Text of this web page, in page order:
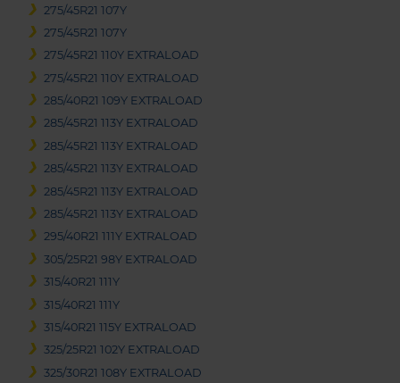
275/45R21 107Y
275/45R21 107Y
275/45R21 110Y EXTRALOAD
275/45R21 110Y EXTRALOAD
285/40R21 109Y EXTRALOAD
285/45R21 113Y EXTRALOAD
285/45R21 113Y EXTRALOAD
285/45R21 113Y EXTRALOAD
285/45R21 113Y EXTRALOAD
285/45R21 113Y EXTRALOAD
295/40R21 111Y EXTRALOAD
305/25R21 98Y EXTRALOAD
315/40R21 111Y
315/40R21 111Y
315/40R21 115Y EXTRALOAD
325/25R21 102Y EXTRALOAD
325/30R21 108Y EXTRALOAD